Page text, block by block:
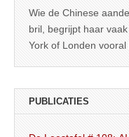
Wie de Chinese
bril, begrijpt haar
York of Londen
PUBLICATIES